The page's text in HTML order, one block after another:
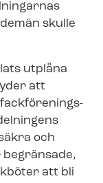
skulle
utplåna
att
och
att bli